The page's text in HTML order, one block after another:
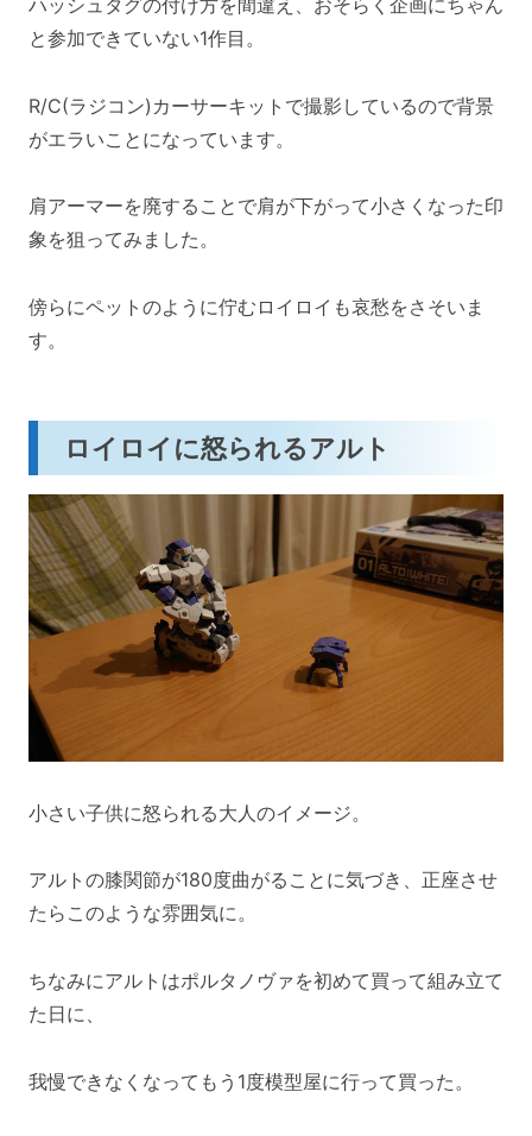
と参加できていない1作目。
R/C(ラジコン)カーサーキットで撮影しているので背景
がエラいことになっています。
肩アーマーを廃することで肩が下がって小さくなった印
象を狙ってみました。
傍らにペットのように佇むロイロイも哀愁をさそいま
す。
ロイロイに怒られるアルト
小さい子供に怒られる大人のイメージ。
アルトの膝関節が180度曲がることに気づき、正座させ
たらこのような雰囲気に。
ちなみにアルトはポルタノヴァを初めて買って組み立て
た日に、
我慢できなくなってもう1度模型屋に行って買った。